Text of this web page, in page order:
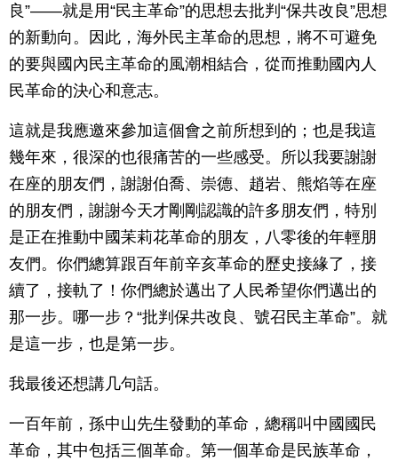
良”——就是用“民主革命”的思想去批判“保共改良”思想
的新動向。因此，海外民主革命的思想，將不可避免
的要與國內民主革命的風潮相結合，從而推動國內人
民革命的決心和意志。
這就是我應邀來參加這個會之前所想到的；也是我這
幾年來，很深的也很痛苦的一些感受。所以我要謝謝
在座的朋友們，謝謝伯喬、崇德、趙岩、熊焰等在座
的朋友們，謝謝今天才剛剛認識的許多朋友們，特別
是正在推動中國苿莉花革命的朋友，八零後的年輕朋
友們。你們總算跟百年前辛亥革命的歷史接緣了，接
續了，接軌了！你們總於邁出了人民希望你們邁出的
那一步。哪一步？“批判保共改良、號召民主革命”。就
是這一步，也是第一步。
我最後还想講几句話。
一百年前，孫中山先生發動的革命，總稱叫中國國民
革命，其中包括三個革命。第一個革命是民族革命，